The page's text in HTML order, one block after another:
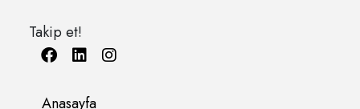
Takip et!
Anasayfa